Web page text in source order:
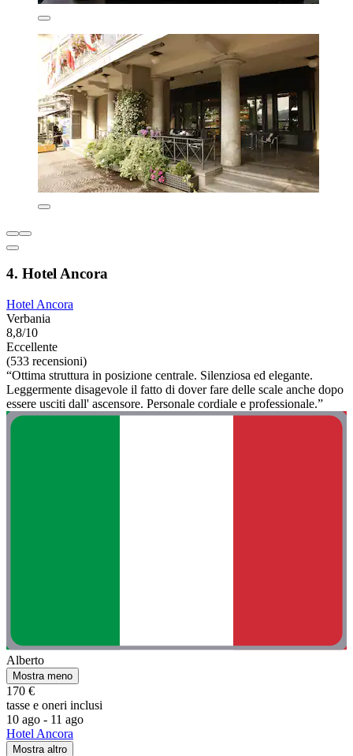
4. Hotel Ancora
Hotel Ancora
Verbania
8,8/10
Eccellente
(533 recensioni)
“Ottima struttura in posizione centrale. Silenziosa ed elegante.
Leggermente disagevole il fatto di dover fare delle scale anche dopo
essere usciti dall' ascensore. Personale cordiale e professionale.”
Alberto
Mostra meno
170 €
tasse e oneri inclusi
10 ago - 11 ago
Hotel Ancora
Mostra altro